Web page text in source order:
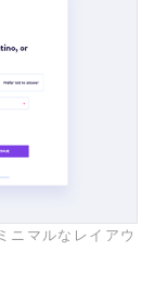
ニマルなレイアウ